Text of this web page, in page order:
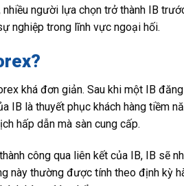
người lựa chọn trở thành IB
nghiệp trong lĩnh vực ngoại hối.
khá đơn giản. Sau khi một IB
IB là thuyết phục khách hàng tiềm
hấp dẫn mà sàn cung cấp.
công qua liên kết của IB, IB sẽ
này thường được tính theo định kỳ